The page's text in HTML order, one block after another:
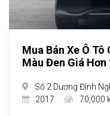
Mua Bán Xe Ô
Màu Đen Giá Hơn
Số 2 Dương Đình
2017
70,000